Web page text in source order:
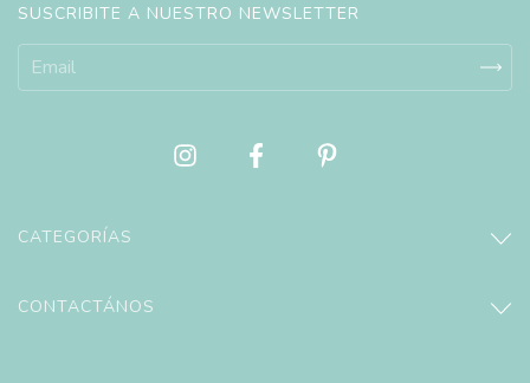
SUSCRIBITE A NUESTRO NEWSLETTER
CATEGORÍAS
CONTACTÁNOS